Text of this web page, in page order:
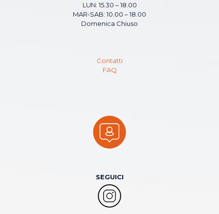
LUN: 15.30 – 18.00
MAR-SAB: 10.00 – 18.00
Domenica Chiuso
Contatti
FAQ
SEGUICI